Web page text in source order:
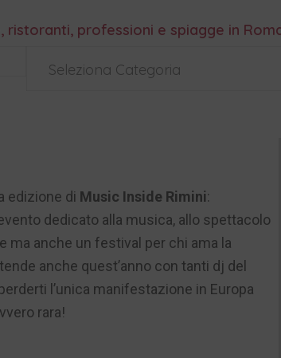
ristoranti, professioni e spiagge in
Seleziona Categoria
edizione di Music Inside Rimini:
dedicato alla musica, allo spettacolo
ma anche un festival per chi ama la
anche quest’anno con tanti dj del
l’unica manifestazione in Europa
rara!